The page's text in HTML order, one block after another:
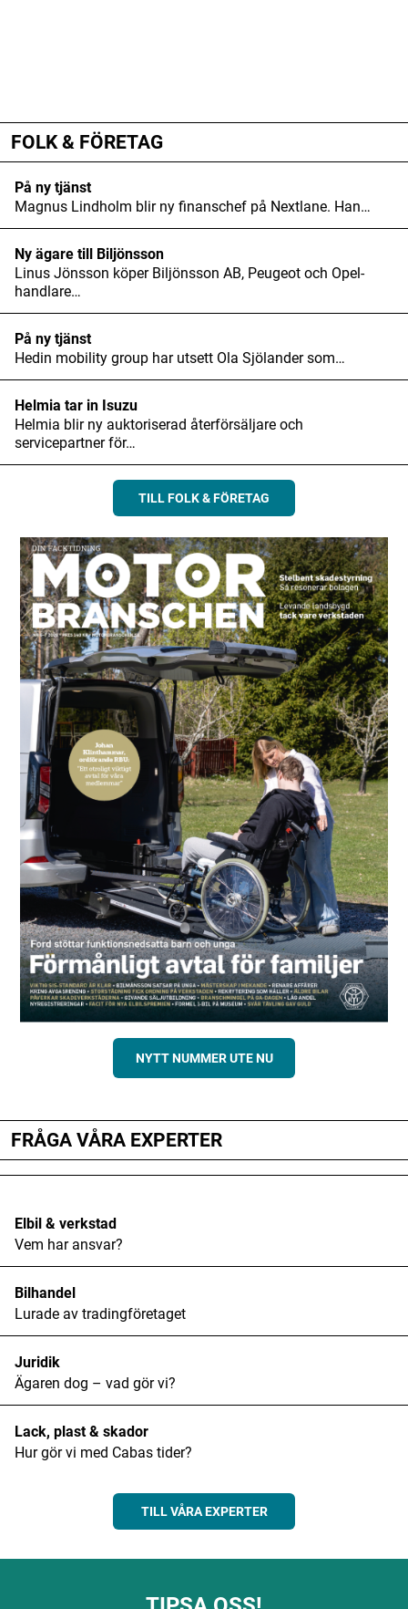
FOLK & FÖRETAG
På ny tjänst
Magnus Lindholm blir ny finanschef på Nextlane. Han…
Ny ägare till Biljönsson
Linus Jönsson köper Biljönsson AB, Peugeot och Opel-
handlare…
På ny tjänst
Hedin mobility group har utsett Ola Sjölander som…
Helmia tar in Isuzu
Helmia blir ny auktoriserad återförsäljare och
servicepartner för…
TILL FOLK & FÖRETAG
NYTT NUMMER UTE NU
FRÅGA VÅRA EXPERTER
Elbil & verkstad
Vem har ansvar?
Bilhandel
Lurade av tradingföretaget
Juridik
Ägaren dog – vad gör vi?
Lack, plast & skador
Hur gör vi med Cabas tider?
TILL VÅRA EXPERTER